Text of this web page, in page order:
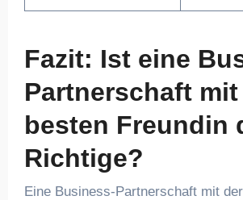
Fazit: Ist eine
Partnerschaft
besten Freundin
Richtige?
Eine Business-Partnerschaft mit